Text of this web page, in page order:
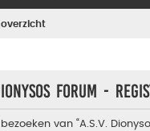
Forum -
van “A.S.V.